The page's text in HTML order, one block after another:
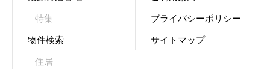
特集
物件検索
住居
プライバシーポリシー
サイトマップ